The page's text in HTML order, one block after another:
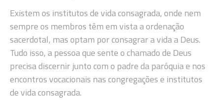
Existem os institutos de vida consagrada, onde nem
sempre os membros têm em vista a ordenação
sacerdotal, mas optam por consagrar a vida a Deus.
Tudo isso, a pessoa que sente o chamado de Deus
precisa discernir junto com o padre da paróquia e nos
encontros vocacionais nas congregações e institutos
de vida consagrada.